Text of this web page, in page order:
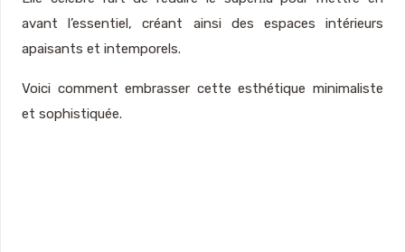
avant l’essentiel, créant ainsi des espaces intérieurs
apaisants et intemporels.
Voici comment embrasser cette esthétique minimaliste
et sophistiquée.